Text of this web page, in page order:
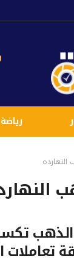
رياضة
تكسر